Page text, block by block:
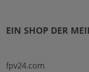
EIN SHOP DER
fpv24.com